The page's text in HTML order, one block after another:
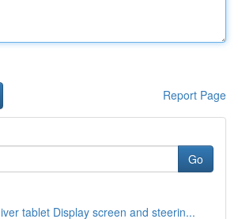
Report Page
Go
tablet Display screen and steerin...